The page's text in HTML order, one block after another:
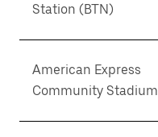
Station (BTN)
American Express
Community Stadium